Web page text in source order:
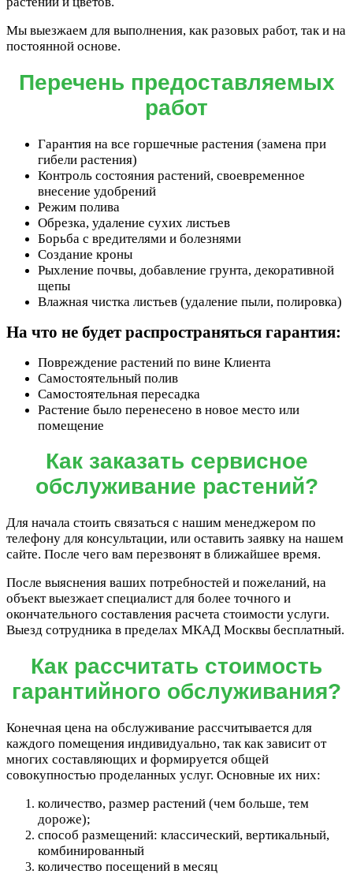
Мы выезжаем для выполнения, как разовых работ, так и на
постоянной основе.
Перечень предоставляемых
работ
Гарантия на все горшечные растения (замена при
гибели растения)
Контроль состояния растений, своевременное
внесение удобрений
Режим полива
Обрезка, удаление сухих листьев
Борьба с вредителями и болезнями
Создание кроны
Рыхление почвы, добавление грунта, декоративной
щепы
Влажная чистка листьев (удаление пыли, полировка)
На что не будет распространяться гарантия:
Повреждение растений по вине Клиента
Самостоятельный полив
Самостоятельная пересадка
Растение было перенесено в новое место или
помещение
Как заказать сервисное
обслуживание растений?
Для начала стоить связаться с нашим менеджером по
телефону для консультации, или оставить заявку на нашем
сайте. После чего вам перезвонят в ближайшее время.
После выяснения ваших потребностей и пожеланий, на
объект выезжает специалист для более точного и
окончательного составления расчета стоимости услуги.
Выезд сотрудника в пределах МКАД Москвы бесплатный.
Как рассчитать стоимость
гарантийного обслуживания?
Конечная цена на обслуживание рассчитывается для
каждого помещения индивидуально, так как зависит от
многих составляющих и формируется общей
совокупностью проделанных услуг. Основные их них:
количество, размер растений (чем больше, тем
дороже);
способ размещений: классический, вертикальный,
комбинированный
количество посещений в месяц